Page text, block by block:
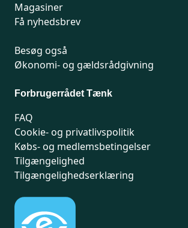
Magasiner
Få nyhedsbrev
Besøg også
Økonomi- og gældsrådgivning
Forbrugerrådet Tænk
FAQ
Cookie- og privatlivspolitik
Købs- og medlemsbetingelser
Tilgængelighed
Tilgængelighedserklæring